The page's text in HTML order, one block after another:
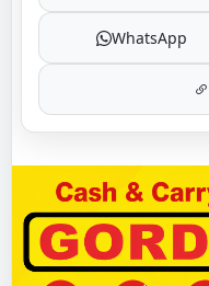
WhatsApp